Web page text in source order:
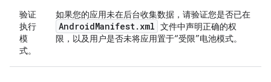
验证
执行
模
式。
如果您的应用未在后台收集数据，请验证您是否已在
AndroidManifest. xml 文件中声明正确的权
限，以及用户是否未将应用置于“受限”电池模式。